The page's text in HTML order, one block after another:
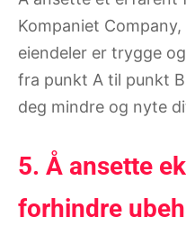
Kompaniet
eiendeler er trygge
fra punkt A til punkt
deg mindre og nyte
5. Å ansette
forhindre